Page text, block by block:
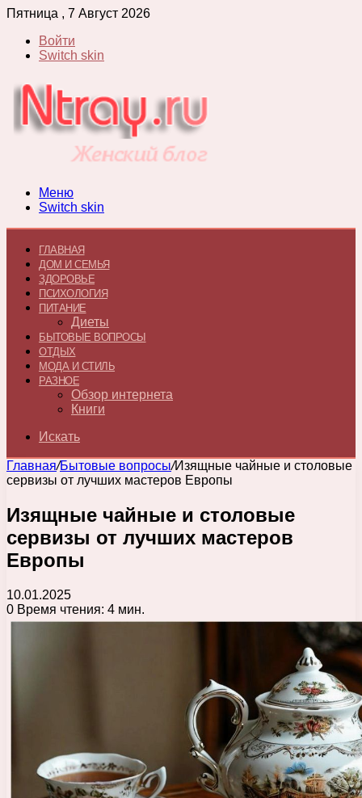
Пятница , 7 Август 2026
Войти
Switch skin
Меню
Switch skin
ГЛАВНАЯ
ДОМ И СЕМЬЯ
ЗДОРОВЬЕ
ПСИХОЛОГИЯ
ПИТАНИЕ
Диеты
БЫТОВЫЕ ВОПРОСЫ
ОТДЫХ
МОДА И СТИЛЬ
РАЗНОЕ
Обзор интернета
Книги
Искать
Главная/Бытовые вопросы/Изящные чайные и столовые
сервизы от лучших мастеров Европы
Изящные чайные и столовые
сервизы от лучших мастеров
Европы
10.01.2025
0 Время чтения: 4 мин.